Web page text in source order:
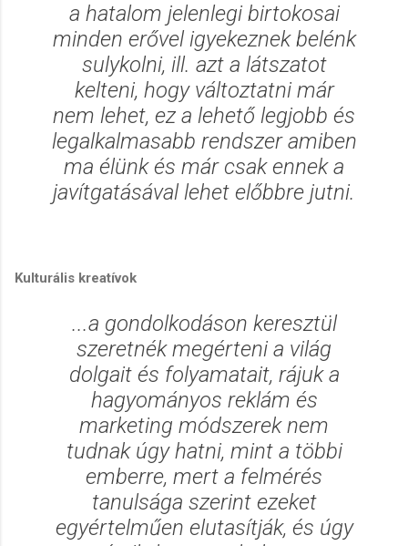
a hatalom jelenlegi birtokosai
minden erővel igyekeznek belénk
sulykolni, ill. azt a látszatot
kelteni, hogy változtatni már
nem lehet, ez a lehető legjobb és
legalkalmasabb rendszer amiben
ma élünk és már csak ennek a
javítgatásával lehet előbbre jutni.
Kulturális kreatívok
...a gondolkodáson keresztül
szeretnék megérteni a világ
dolgait és folyamatait, rájuk a
hagyományos reklám és
marketing módszerek nem
tudnak úgy hatni, mint a többi
emberre, mert a felmérés
tanulsága szerint ezeket
egyértelműen elutasítják, és úgy